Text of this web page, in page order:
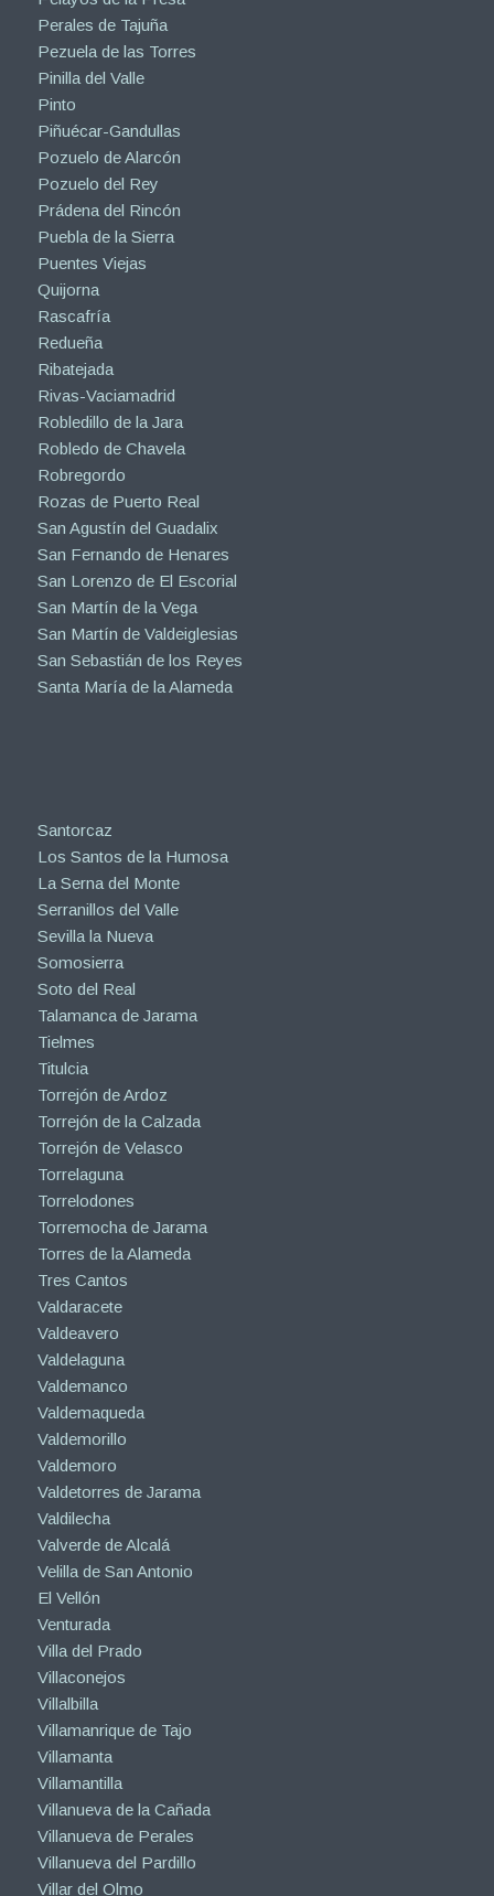
Perales de Tajuña
Pezuela de las Torres
Pinilla del Valle
Pinto
Piñuécar-Gandullas
Pozuelo de Alarcón
Pozuelo del Rey
Prádena del Rincón
Puebla de la Sierra
Puentes Viejas
Quijorna
Rascafría
Redueña
Ribatejada
Rivas-Vaciamadrid
Robledillo de la Jara
Robledo de Chavela
Robregordo
Rozas de Puerto Real
San Agustín del Guadalix
San Fernando de Henares
San Lorenzo de El Escorial
San Martín de la Vega
San Martín de Valdeiglesias
San Sebastián de los Reyes
Santa María de la Alameda
Santorcaz
Los Santos de la Humosa
La Serna del Monte
Serranillos del Valle
Sevilla la Nueva
Somosierra
Soto del Real
Talamanca de Jarama
Tielmes
Titulcia
Torrejón de Ardoz
Torrejón de la Calzada
Torrejón de Velasco
Torrelaguna
Torrelodones
Torremocha de Jarama
Torres de la Alameda
Tres Cantos
Valdaracete
Valdeavero
Valdelaguna
Valdemanco
Valdemaqueda
Valdemorillo
Valdemoro
Valdetorres de Jarama
Valdilecha
Valverde de Alcalá
Velilla de San Antonio
El Vellón
Venturada
Villa del Prado
Villaconejos
Villalbilla
Villamanrique de Tajo
Villamanta
Villamantilla
Villanueva de la Cañada
Villanueva de Perales
Villanueva del Pardillo
Villar del Olmo